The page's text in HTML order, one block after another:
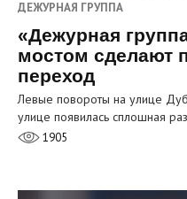
ДЕЖУРНАЯ ГРУППА
«Дежурная
мостом сделают
переход
Левые повороты на улице
улице появилась сплошная
1905